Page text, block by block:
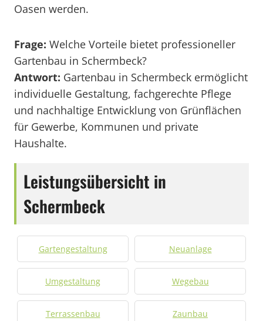
Oasen werden.
Frage: Welche Vorteile bietet professioneller
Gartenbau in Schermbeck?
Antwort: Gartenbau in Schermbeck ermöglicht
individuelle Gestaltung, fachgerechte Pflege
und nachhaltige Entwicklung von Grünflächen
für Gewerbe, Kommunen und private
Haushalte.
Leistungsübersicht in
Schermbeck
Gartengestaltung Neuanlage
Umgestaltung Wegebau
Terrassenbau Zaunbau